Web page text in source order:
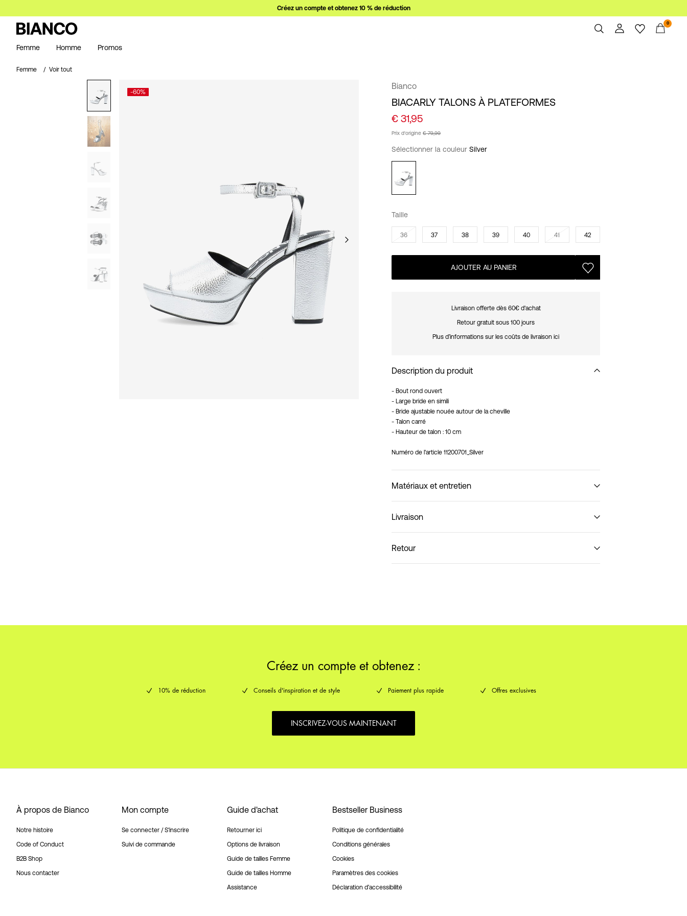
Créez un compte et obtenez 10 % de réduction
0
Femme Homme Promos
Femme Voir tout
-60%
Bianco
BIACARLY TALONS À PLATEFORMES
€ 31,95
Prix ​​d'origine € 79,99
Sélectionner la couleur Silver
Taille
36 37 38 39 40 41 42
AJOUTER AU PANIER
Livraison offerte dès 60€ d'achat
Retour gratuit sous 100 jours
Plus d’informations sur les coûts de livraison ici
Description du produit
- Bout rond ouvert
- Large bride en simili
- Bride ajustable nouée autour de la cheville
- Talon carré
- Hauteur de talon : 10 cm
Numéro de l'article 11200701_Silver
Matériaux et entretien
Livraison
Retour
Créez un compte et obtenez :
10% de réduction Conseils d'inspiration et de style Paiement plus rapide Offres exclusives
INSCRIVEZ-VOUS MAINTENANT
À propos de Bianco
Notre histoire
Code of Conduct
B2B Shop
Nous contacter
Mon compte
Se connecter / S'inscrire
Suivi de commande
Guide d'achat
Retourner ici
Options de livraison
Guide de tailles Femme
Guide de tailles Homme
Assistance
Bestseller Business
Politique de confidentialité
Conditions générales
Cookies
Paramètres des cookies
Déclaration d’accessibilité